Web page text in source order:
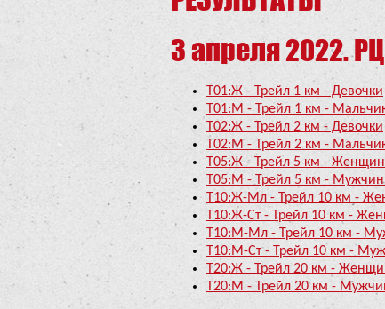
3 апреля 2022.
Т01:Ж - Трейл 1 км - Девочки
Т01:М - Трейл 1 км -
Т02:Ж - Трейл 2 км - Девочки
Т02:М - Трейл 2 км -
Т05:Ж - Трейл 5 км -
Т05:М - Трейл 5 км -
Т10:Ж-Мл - Трейл 10 км -
Т10:Ж-Ст - Трейл 10 км -
Т10:М-Мл - Трейл 10 км -
Т10:М-Ст - Трейл 10 км -
Т20:Ж - Трейл 20 км -
Т20:М - Трейл 20 км -